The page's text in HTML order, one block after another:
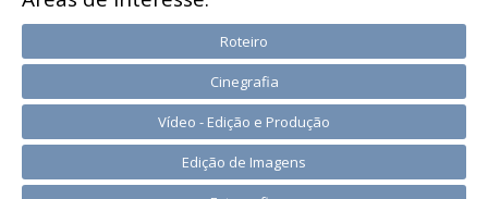
Roteiro
Cinegrafia
Vídeo - Edição e Produção
Edição de Imagens